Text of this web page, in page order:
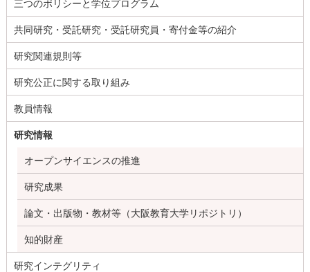
三つのポリシーと学位プログラム
共同研究・受託研究・受託研究員・寄付金等の紹介
研究関連規則等
研究公正に関する取り組み
教員情報
研究情報
オープンサイエンスの推進
研究成果
論文・出版物・教材等（大阪教育大学リポジトリ）
知的財産
研究インテグリティ